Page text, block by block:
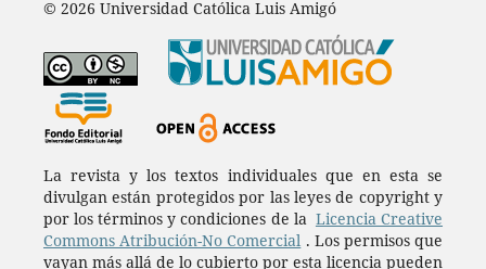
© 2026 Universidad Católica Luis Amigó
La revista y los textos individuales que en esta se
divulgan están protegidos por las leyes de copyright y
por los términos y condiciones de la Licencia Creative
Commons Atribución-No Comercial . Los permisos que
vayan más allá de lo cubierto por esta licencia pueden